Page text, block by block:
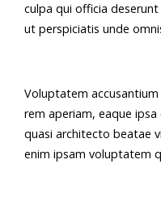
culpa qui officia
ut perspiciatis unde
Voluptatem
rem aperiam, eaque
quasi architecto beatae
enim ipsam voluptatem